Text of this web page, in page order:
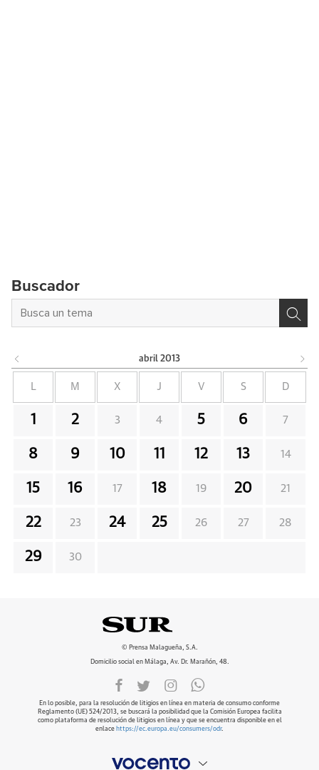
Buscador
abril 2013
L M X J V S D
1 2 3 4 5 6 7
8 9 10 11 12 13 14
15 16 17 18 19 20 21
22 23 24 25 26 27 28
29 30
© Prensa Malagueña, S.A.
Domicilio social en Málaga, Av. Dr. Marañón, 48.
En lo posible, para la resolución de litigios en línea en materia de consumo conforme
Reglamento (UE) 524/2013, se buscará la posibilidad que la Comisión Europea facilita
como plataforma de resolución de litigios en línea y que se encuentra disponible en el
enlace https://ec.europa.eu/consumers/odr.